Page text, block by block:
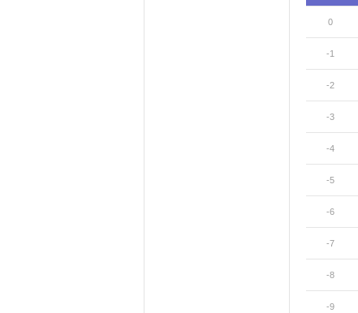
0
-1
-2
-3
-4
-5
-6
-7
-8
-9